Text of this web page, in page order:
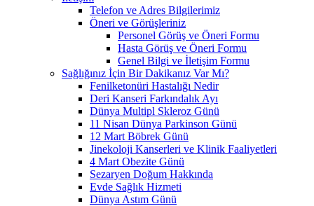
Telefon ve Adres Bilgilerimiz
Öneri ve Görüşleriniz
Personel Görüş ve Öneri Formu
Hasta Görüş ve Öneri Formu
Genel Bilgi ve İletişim Formu
Sağlığınız İçin Bir Dakikanız Var Mı?
Fenilketonüri Hastalığı Nedir
Deri Kanseri Farkındalık Ayı
Dünya Multipl Skleroz Günü
11 Nisan Dünya Parkinson Günü
12 Mart Böbrek Günü
Jinekoloji Kanserleri ve Klinik Faaliyetleri
4 Mart Obezite Günü
Sezaryen Doğum Hakkında
Evde Sağlık Hizmeti
Dünya Astım Günü